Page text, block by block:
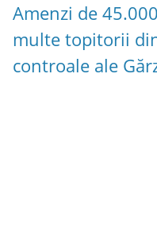
Amenzi de
multe topitorii
controale ale